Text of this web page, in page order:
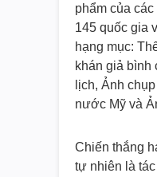
phẩm của
145 quốc gia
hạng mục:
khán giả bình
lịch, Ảnh
nước Mỹ và
Chiến thắng
tự nhiên là